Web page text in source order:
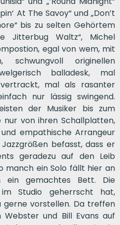
At The Savoy“ und „Don’t
bis zu selten Gehörtem
Jitterbug Waltz“, Michel
egal von wem, mit
schwungvoll originellen
balladesk, mal
mal als rasanter
nur lässig swingend.
der Musiker bis zum
nur von ihren Schallplatten,
empathische Arrangeur
befasst, dass er
geradezu auf den Leib
manch ein Solo fällt hier an
gemachtes Bett. Die
Studio geherrscht hat,
vorstellen. Da treffen
und Bill Evans auf